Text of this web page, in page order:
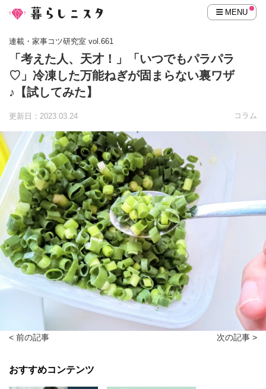
MENU
連載・家事コツ研究室 vol.661
「考えた人、天才！」「いつでもパラパラ
♡」冷凍した万能ねぎが固まらない裏ワザ
♪【試してみた】
更新日：2023.03.24 コラム
< 前の記事 次の記事 >
おすすめコンテンツ